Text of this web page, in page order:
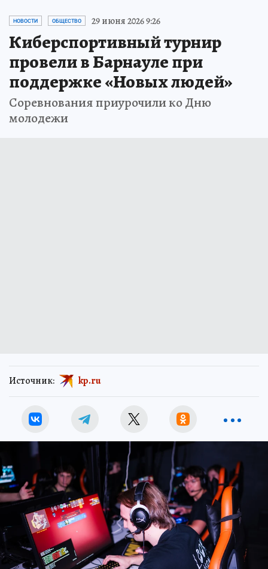
НОВОСТИ ОБЩЕСТВО 29 июня 2026 9:26
Киберспортивный турнир
провели в Барнауле при
поддержке «Новых людей»
Соревнования приурочили ко Дню
молодежи
Источник: kp.ru